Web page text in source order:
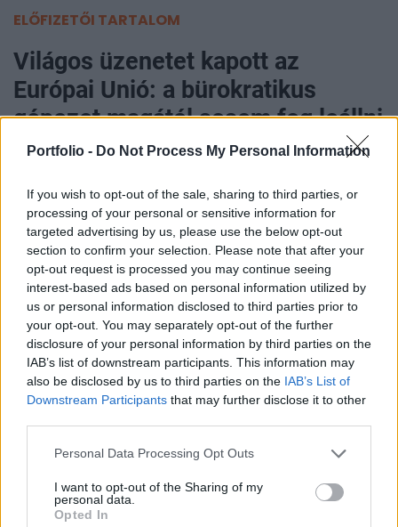
Portfolio - Do Not Process My Personal Information
If you wish to opt-out of the sale, sharing to third parties, or
processing of your personal or sensitive information for
targeted advertising by us, please use the below opt-out
section to confirm your selection. Please note that after your
opt-out request is processed you may continue seeing
interest-based ads based on personal information utilized by
us or personal information disclosed to third parties prior to
your opt-out. You may separately opt-out of the further
disclosure of your personal information by third parties on the
IAB’s list of downstream participants. This information may
also be disclosed by us to third parties on the IAB’s List of
Downstream Participants that may further disclose it to other
Personal Data Processing Opt Outs
I want to opt-out of the Sharing of my
personal data.
Opted In
ELŐFIZETŐI TARTALOM
Világos üzenetet kapott az
Európai Unió: a bürokratikus
gépezet magától sosem fog leállni
Lengyelország az uniós dereguláció mintaországa
lehet - véli Rafał Brzoska, az InPost alapító-
vezérigazgatója az Euronews szerint. Az
üzletember a Katowicében megrendezett Európai
Gazdasági Kongresszuson beszélt a lengyel
bürokráciacsökkentés eddigi eredményeiről,
amelyeket példának állított a deregulációra
törekvő Európai Uniónak is.
Szeged - Merre tovább hazai kkv-k? - Versenyképesség
2026-banMerre tovább hazai kkv-k? - Versenyképesség
rendezvénysorozata, ami naprakész gazdasági és
pénzügyi helyzetképpel segíti a helyi kkv-szektort.